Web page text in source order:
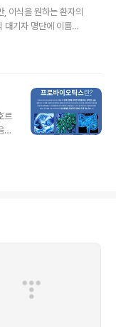
이식을 원하는 환자의
대기자 명단에 이름을
병증 같은 문제도 존
3D 프린팅 기술을 이
발한 연구를 수행하
린팅 장기 기술이 어
르